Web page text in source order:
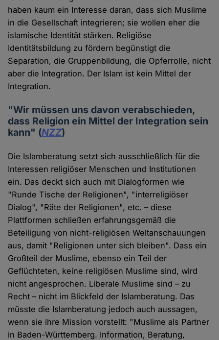
haben kaum ein Interesse daran, dass sich Muslime
in die Gesellschaft integrieren; sie wollen eher die
islamische Identität stärken. Religiöse
Identitätsbildung zu fördern begünstigt die
Separation, die Gruppenbildung, die Opferrolle, nicht
aber die Integration. Der Islam ist kein Mittel der
Integration.
"Wir müssen uns davon verabschieden,
dass Religion ein Mittel der Integration sein
kann" (NZZ)
Die Islamberatung setzt sich ausschließlich für die
Interessen religiöser Menschen und Institutionen
ein. Das deckt sich auch mit Dialogformen wie
"Runde Tische der Religionen", "interreligiöser
Dialog", "Räte der Religionen", etc. – diese
Plattformen schließen erfahrungsgemäß die
Beteiligung von nicht-religiösen Weltanschauungen
aus, damit "Religionen unter sich bleiben". Dass ein
Großteil der Muslime, ebenso ein Teil der
Geflüchteten, keine religiösen Muslime sind, wird
nicht angesprochen. Liberale Muslime sind – zu
Recht – nicht im Blickfeld der Islamberatung. Das
müsste die Islamberatung jedoch auch aussagen,
wenn sie ihre Mission vorstellt: "Muslime als Partner
in Baden-Württemberg. Information, Beratung,